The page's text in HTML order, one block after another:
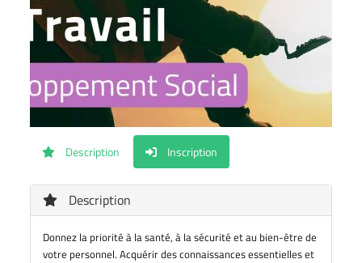
Description Inscription
Description
Donnez la priorité à la santé, à la sécurité et au bien-être de
votre personnel. Acquérir des connaissances essentielles et